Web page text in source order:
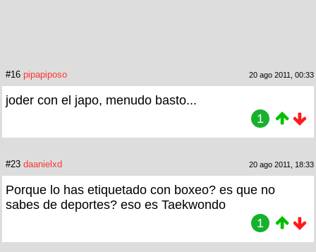
#16 pipapiposo 20 ago 2011, 00:33
joder con el japo, menudo basto...
1
#23 daanielxd 20 ago 2011, 18:33
Porque lo has etiquetado con boxeo? es que no
sabes de deportes? eso es Taekwondo
1